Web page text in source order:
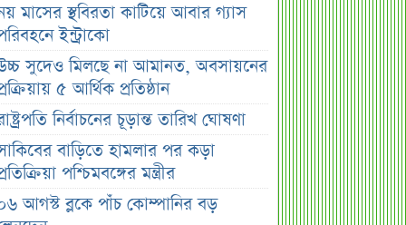
মাসের স্থবিরতা কাটিয়ে আবার গ্যাস
ইন্ট্রাকো
সুদেও মিলছে না আমানত, অবসায়নের
৫ আর্থিক প্রতিষ্ঠান
নির্বাচনের চূড়ান্ত তারিখ ঘোষণা
বাড়িতে হামলার পর কড়া
পশ্চিমবঙ্গের মন্ত্রীর
আগস্ট ব্লকে পাঁচ কোম্পানির বড়